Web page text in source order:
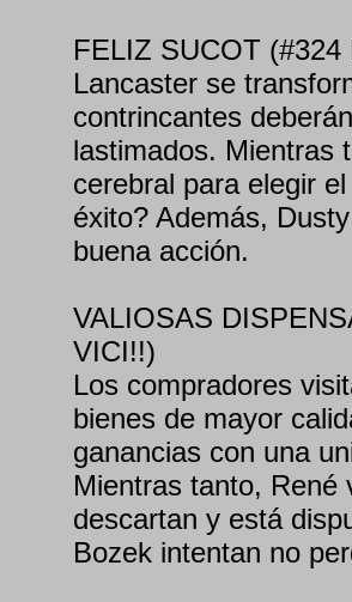
FELIZ SUCOT
Lancaster se
contrincantes
lastimados. Mientras
cerebral para elegir
éxito? Además,
buena acción.
VALIOSAS
VICI!!)
Los compradores
bienes de mayor
ganancias con una
Mientras tanto, René
descartan y está
Bozek intentan no